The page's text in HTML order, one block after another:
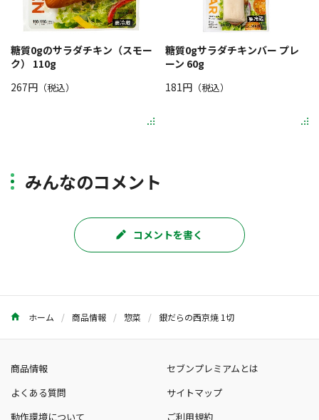
糖質0gのサラダチキン（スモー
ク） 110g
267円 （税込）
糖質0gサラダチキンバー プレ
ーン 60g
181円（税込）
みんなのコメント
コメントを書く
ホーム 商品情報 惣菜 銀だらの西京焼 1切
商品情報
セブンプレミアムとは
よくある質問
サイトマップ
動作環境について
ご利用規約